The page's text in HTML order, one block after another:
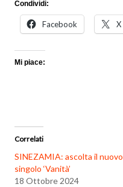
Condividi:
Facebook X
Mi piace:
Correlati
SINEZAMIA: ascolta il nuovo
singolo ‘Vanità’
18 Ottobre 2024